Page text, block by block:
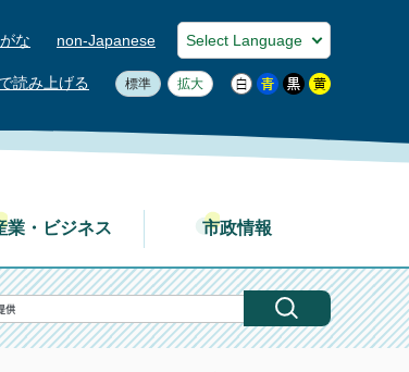
な non-Japanese
読み上げる 標準 拡大
産業・ビジネス 市政情報